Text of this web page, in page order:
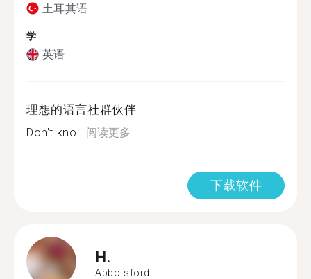
土耳其语
学
英语
理想的语言社群伙伴
Don't kno...阅读更多
下载软件
H.
Abbotsford